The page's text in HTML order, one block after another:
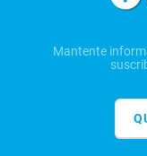
Mantente